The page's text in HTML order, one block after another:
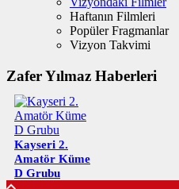
Haftanın Filmleri
Popüler Fragmanlar
Vizyon Takvimi
Zafer Yılmaz Haberleri
Kayseri 2.
Amatör Küme
D Grubu